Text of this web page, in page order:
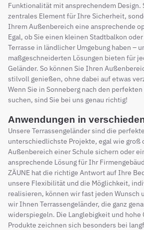
Funktionalität mit ansprechendem Design.
zentrales Element für Ihre Sicherheit,
Ihrem Außenbereich eine ansprechende
Egal, ob Sie einen kleinen Stadtbalkon
Terrasse in ländlicher Umgebung haben –
maßgeschneiderten Lösungen bieten für
Geländer. So können Sie Ihren
stilvoll genießen, ohne dabei auf etwas
Wenn Sie in Sonneberg nach den
suchen, sind Sie bei uns genau richtig!
Anwendungen in
Unsere Terrassengeländer sind die
unterschiedlichste Projekte, egal wie groß
Außenbereich einer Schule sichern oder
ansprechende Lösung für Ihr
ZÄUNE hat die richtige Antwort auf Ihre
unsere Flexibilität und die Möglichkeit,
realisieren, können wir fast jeden Wunsch
wir Ihnen Terrassengeländer, die ganz
widerspiegeln. Die Langlebigkeit und hohe
Produkte zeichnen sich besonders bei